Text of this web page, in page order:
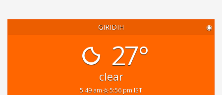
GIRIDIH ◉
27°
clear
5:49 am 5:56 pm IST